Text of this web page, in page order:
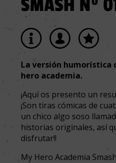
SMASH Nº
La versión humorística
hero academia.
¡Aquí os presento un
¡Son tiras cómicas de
un chico algo soso
historias originales, así
disfrutar!!
My Hero Academia